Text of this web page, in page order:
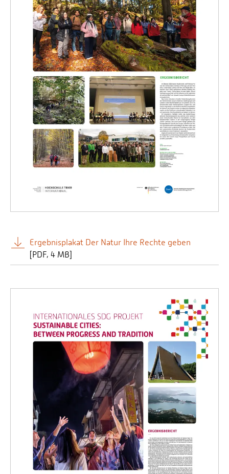
Ergebnisplakat Der Natur Ihre Rechte geben
PDF 4 MB]